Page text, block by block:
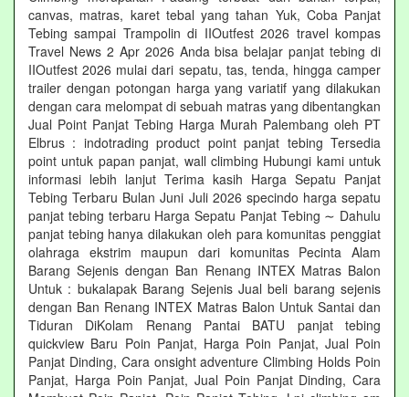
canvas, matras, karet tebal yang tahan Yuk, Coba Panjat
Tebing sampai Trampolin di IIOutfest 2026 travel kompas
Travel News 2 Apr 2026 Anda bisa belajar panjat tebing di
IIOutfest 2026 mulai dari sepatu, tas, tenda, hingga camper
trailer dengan potongan harga yang variatif yang dilakukan
dengan cara melompat di sebuah matras yang dibentangkan
Jual Point Panjat Tebing Harga Murah Palembang oleh PT
Elbrus : indotrading product point panjat tebing Tersedia
point untuk papan panjat, wall climbing Hubungi kami untuk
informasi lebih lanjut Terima kasih Harga Sepatu Panjat
Tebing Terbaru Bulan Juni Juli 2026 specindo harga sepatu
panjat tebing terbaru Harga Sepatu Panjat Tebing ∼ Dahulu
panjat tebing hanya dilakukan oleh para komunitas penggiat
olahraga ekstrim maupun dari komunitas Pecinta Alam
Barang Sejenis dengan Ban Renang INTEX Matras Balon
Untuk : bukalapak Barang Sejenis Jual beli barang sejenis
dengan Ban Renang INTEX Matras Balon Untuk Santai dan
Tiduran DiKolam Renang Pantai BATU panjat tebing
quickview Baru Poin Panjat, Harga Poin Panjat, Jual Poin
Panjat Dinding, Cara onsight adventure Climbing Holds Poin
Panjat, Harga Poin Panjat, Jual Poin Panjat Dinding, Cara